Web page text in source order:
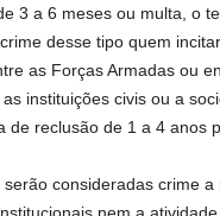
3 a 6 meses ou multa, o
desse tipo quem
as Forças Armadas ou
instituições civis ou a
de reclusão de 1 a 4 anos
consideradas crime